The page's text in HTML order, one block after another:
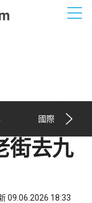
國際
街去九
09.06.2026 18:33